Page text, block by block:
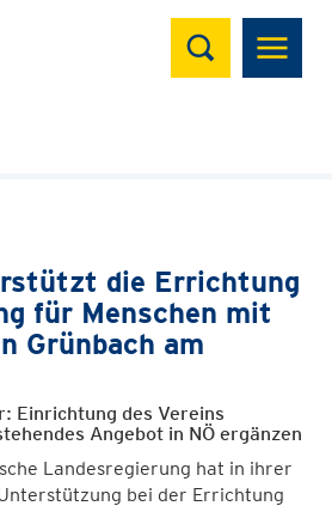
Suchen
die Errichtung
für Menschen mit
Grünbach am
Einrichtung des Vereins
Angebot in NÖ ergänzen
Landesregierung hat in ihrer
bei der Errichtung